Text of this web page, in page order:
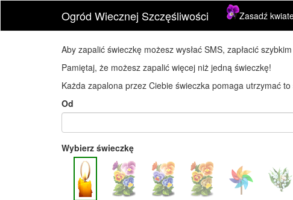
Ogród Wiecznej Szczęśliwości Zasadź
Aby zapalić świeczkę możesz wysłać SMS, zapłacić
Pamiętaj, że możesz zapalić więcej niż jedną świeczkę!
Każda zapalona przez Ciebie świeczka pomaga utrzymać
Od
Wybierz świeczkę